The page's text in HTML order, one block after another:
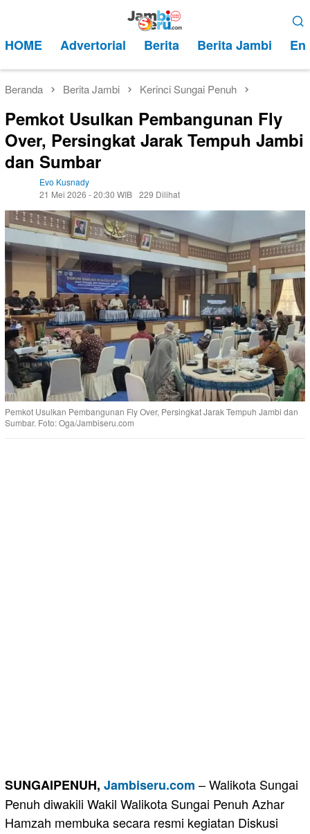
kontenMobile
HOME Advertorial Berita Berita Jambi
Beranda Berita Jambi Kerinci Sungai Penuh
Pemkot Usulkan Pembangunan Fly
Over, Persingkat Jarak Tempuh Jambi
dan Sumbar
Evo Kusnady
21 Mei 2026 - 20:30 WIB 229 Dilihat
Pemkot Usulkan Pembangunan Fly Over, Persingkat Jarak Tempuh Jambi dan
Sumbar. Foto: Oga/Jambiseru.com
SUNGAIPENUH, Jambiseru.com – Walikota Sungai
Penuh diwakili Wakil Walikota Sungai Penuh Azhar
Hamzah membuka secara resmi kegiatan Diskusi